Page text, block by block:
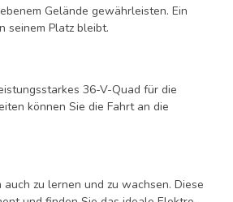
Gelände gewährleisten. Ein
seinem Platz bleibt.
36-V-Quad für die
können Sie die Fahrt an die
zu lernen und zu wachsen. Diese